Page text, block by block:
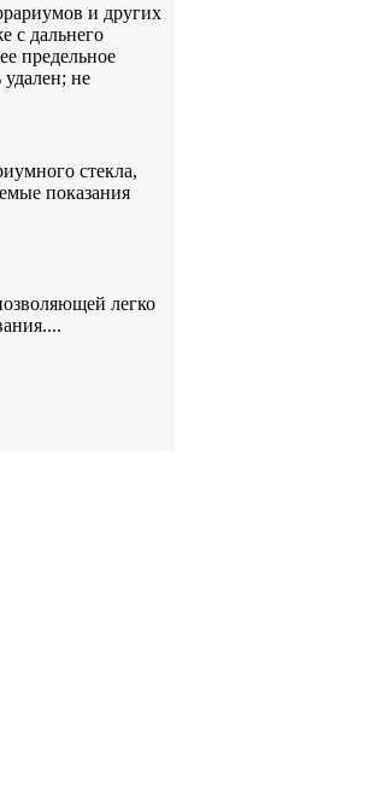
и других
с дальнего
предельное
не
стекла,
показания
легко